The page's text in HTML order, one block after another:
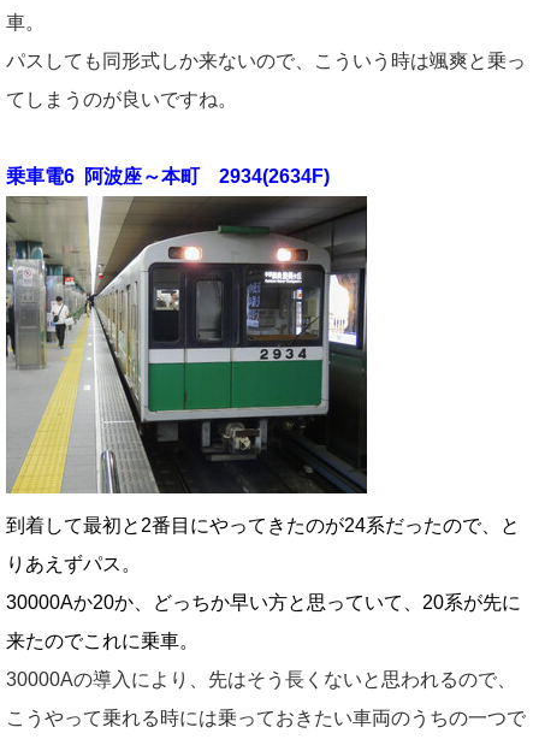
車。
パスしても同形式しか来ないので、こういう時は颯爽と乗っ
てしまうのが良いですね。
乗車電6 阿波座～本町 2934(2634F)
到着して最初と2番目にやってきたのが24系だったので、と
りあえずパス。
30000Aか20か、どっちか早い方と思っていて、20系が先に
来たのでこれに乗車。
30000Aの導入により、先はそう長くないと思われるので、
こうやって乗れる時には乗っておきたい車両のうちの一つで